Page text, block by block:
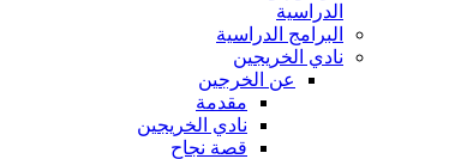
الدراسية
البرامج الدراسية
نادي الخريجين
عن الخرجين
مقدمة
نادي الخريجين
قصة نجاح